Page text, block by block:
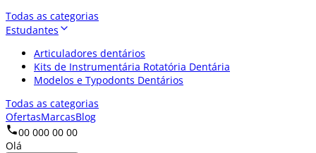
Todas as categorias
Estudantes
Articuladores dentários
Kits de Instrumentária Rotatória Dentária
Modelos e Typodonts Dentários
Todas as categorias
OfertasMarcasBlog
00 000 00 00
Olá